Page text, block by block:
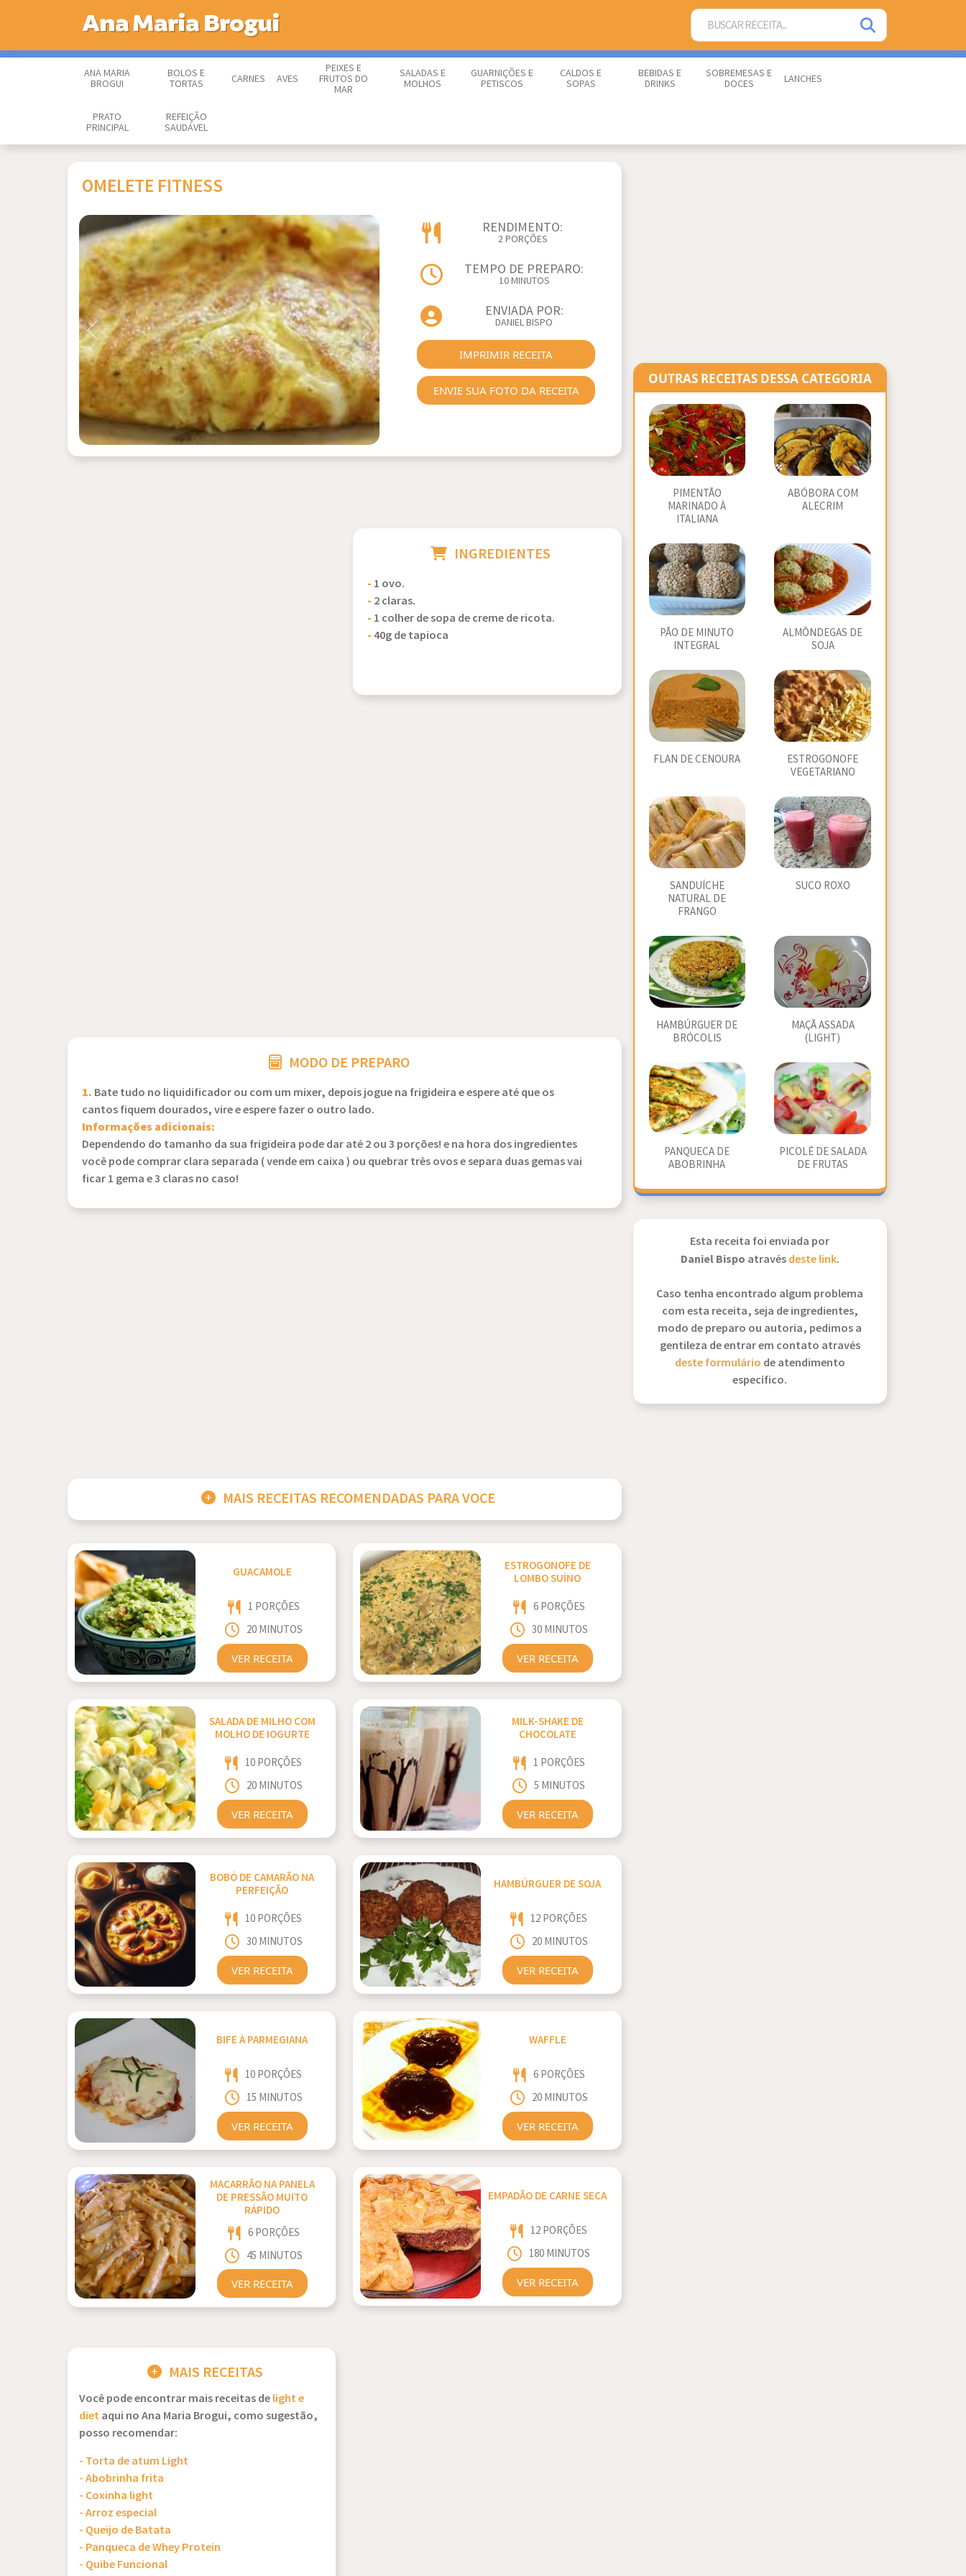
Ana Maria Brogui
ANA MARIA
BROGUI
BOLOS E
TORTAS
CARNES AVES
PEIXES E
FRUTOS DO
MAR
SALADAS E
MOLHOS
GUARNIÇÕES E
PETISCOS
CALDOS E
SOPAS
BEBIDAS E
DRINKS
SOBREMESAS E
DOCES
LANCHES
PRATO
PRINCIPAL
REFEIÇÃO
SAUDÁVEL
OMELETE FITNESS
Previous Next
RENDIMENTO:
2 PORÇÕES
TEMPO DE PREPARO:
10 MINUTOS
ENVIADA POR:
DANIEL BISPO
IMPRIMIR RECEITA
ENVIE SUA FOTO DA RECEITA
INGREDIENTES
- 1 ovo.
- 2 claras.
- 1 colher de sopa de creme de ricota.
- 40g de tapioca
MODO DE PREPARO
1. Bate tudo no liquidificador ou com um mixer, depois jogue na frigideira e espere até que os
cantos fiquem dourados, vire e espere fazer o outro lado.
Informações adicionais:
Dependendo do tamanho da sua frigideira pode dar até 2 ou 3 porções! e na hora dos ingredientes
você pode comprar clara separada ( vende em caixa ) ou quebrar três ovos e separa duas gemas vai
ficar 1 gema e 3 claras no caso!
MAIS RECEITAS RECOMENDADAS PARA VOCE
GUACAMOLE
1 PORÇÕES
20 MINUTOS
VER RECEITA
ESTROGONOFE DE
LOMBO SUÍNO
6 PORÇÕES
30 MINUTOS
VER RECEITA
SALADA DE MILHO COM
MOLHO DE IOGURTE
10 PORÇÕES
20 MINUTOS
VER RECEITA
MILK-SHAKE DE
CHOCOLATE
1 PORÇÕES
5 MINUTOS
VER RECEITA
BOBÓ DE CAMARÃO NA
PERFEIÇÃO
10 PORÇÕES
30 MINUTOS
VER RECEITA
HAMBÚRGUER DE SOJA
12 PORÇÕES
20 MINUTOS
VER RECEITA
BIFE À PARMEGIANA
10 PORÇÕES
15 MINUTOS
VER RECEITA
WAFFLE
6 PORÇÕES
20 MINUTOS
VER RECEITA
MACARRÃO NA PANELA
DE PRESSÃO MUITO
RÁPIDO
6 PORÇÕES
45 MINUTOS
VER RECEITA
EMPADÃO DE CARNE SECA
12 PORÇÕES
180 MINUTOS
VER RECEITA
MAIS RECEITAS
Você pode encontrar mais receitas delight e
dietaqui no Ana Maria Brogui, como sugestão,
posso recomendar:
- Torta de atum Light
- Abobrinha frita
- Coxinha light
- Arroz especial
- Queijo de Batata
- Panqueca de Whey Protein
- Quibe Funcional
OUTRAS RECEITAS DESSA CATEGORIA
PIMENTÃO
MARINADO À
ITALIANA
ABÓBORA COM
ALECRIM
PÃO DE MINUTO
INTEGRAL
ALMÔNDEGAS DE
SOJA
FLAN DE CENOURA
ESTROGONOFE
VEGETARIANO
SANDUÍCHE
NATURAL DE
FRANGO
SUCO ROXO
HAMBÚRGUER DE
BRÓCOLIS
MAÇÃ ASSADA
(LIGHT)
PANQUECA DE
ABOBRINHA
PICOLÉ DE SALADA
DE FRUTAS
Esta receita foi enviada por
Daniel Bispo atravésdeste link.
Caso tenha encontrado algum problema
com esta receita, seja de ingredientes,
modo de preparo ou autoria, pedimos a
gentileza de entrar em contato através
deste formulário de atendimento
específico.